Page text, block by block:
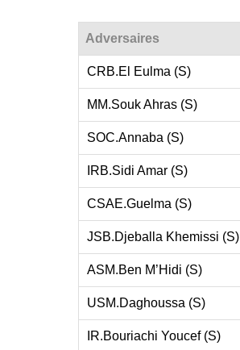
Adversaires
CRB.El Eulma (S)
MM.Souk Ahras (S)
SOC.Annaba (S)
IRB.Sidi Amar (S)
CSAE.Guelma (S)
JSB.Djeballa Khemissi (S)
ASM.Ben M’Hidi (S)
USM.Daghoussa (S)
IR.Bouriachi Youcef (S)